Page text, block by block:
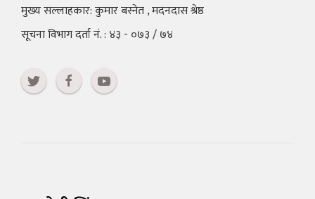
मुख्य सल्लाहकार: कुमार बस्नेत , मदनदास श्रेष्ठ
सूचना विभाग दर्ता नं. : ४३ - ०७३ / ७४